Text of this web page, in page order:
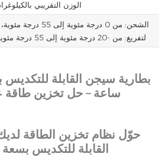
الوزن التقريبي
الشحن: من 0 درجة مئوية إلى 55 درجة
لتفريغ: من -20 درجة مئوية إلى 55 درجة مئوية
ساعة – حل تخزين طاقة
حوّل نظام تخزين الطاقة
القابلة للتكديس بسعة 48 كيلوواط ساعة